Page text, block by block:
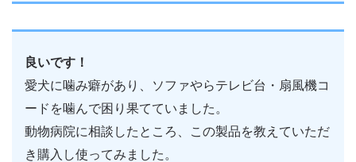
良いです！
愛犬に噛み癖があり、ソファやらテレビ台・扇風機コ
ードを噛んで困り果てていました。
動物病院に相談したところ、この製品を教えていただ
き購入し使ってみました。